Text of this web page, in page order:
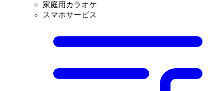
家庭用カラオケ
スマホサービス